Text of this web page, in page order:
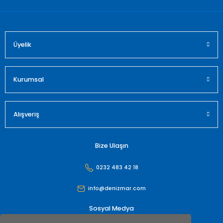
Üyelik
Kurumsal
Alışveriş
Bize Ulaşın
0232 483 42 18
info@denizmar.com
Sosyal Medya